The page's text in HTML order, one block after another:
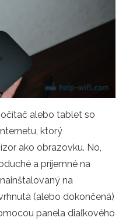
alebo tablet so
ktorý
ako obrazovku. No,
a príjemné na
na
(alebo dokončená)
panela diaľkového